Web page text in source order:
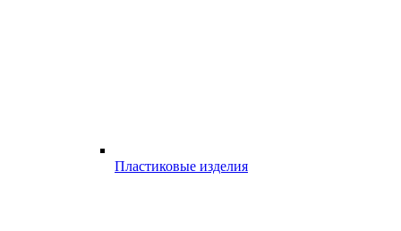
Пластиковые изделия